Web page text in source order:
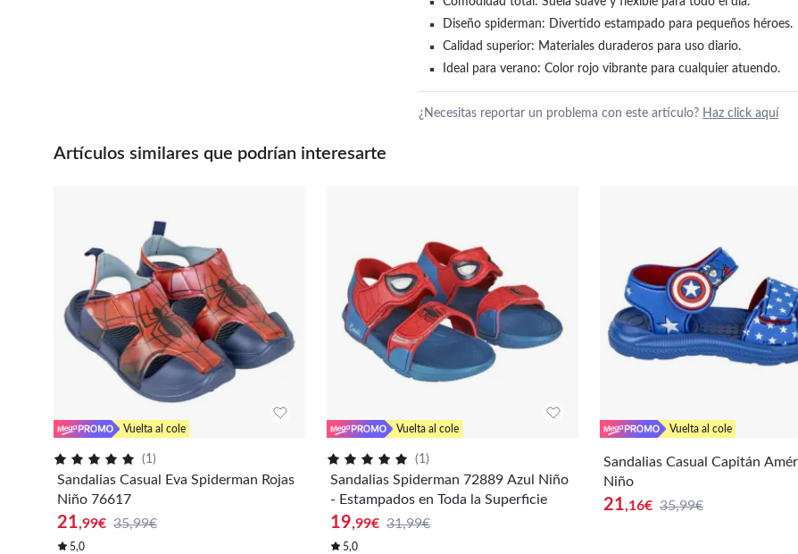
Diseño spiderman: Divertido estampado para pequeños héroes.
Calidad superior: Materiales duraderos para uso diario.
Ideal para verano: Color rojo vibrante para cualquier atuendo.
¿Necesitas reportar un problema con este artículo? Haz click aquí
Artículos similares que podrían interesarte
Vuelta al cole
(1)
Sandalias Casual Eva Spiderman Rojas
Niño 76617
21,99€ 35,99€
5,0
Vuelta al cole
(1)
Sandalias Spiderman 72889 Azul Niño
- Estampados en Toda la Superficie
19,99€ 31,99€
5,0
Vuelta al cole
Sandalias Casual Capitán
Niño
21,16€ 35,99€